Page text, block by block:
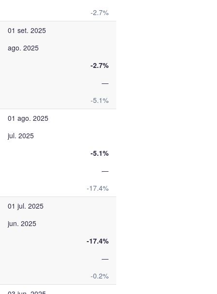
-2.7%
01 set. 2025
ago. 2025
-2.7%
—
-5.1%
01 ago. 2025
jul. 2025
-5.1%
—
-17.4%
01 jul. 2025
jun. 2025
-17.4%
—
-0.2%